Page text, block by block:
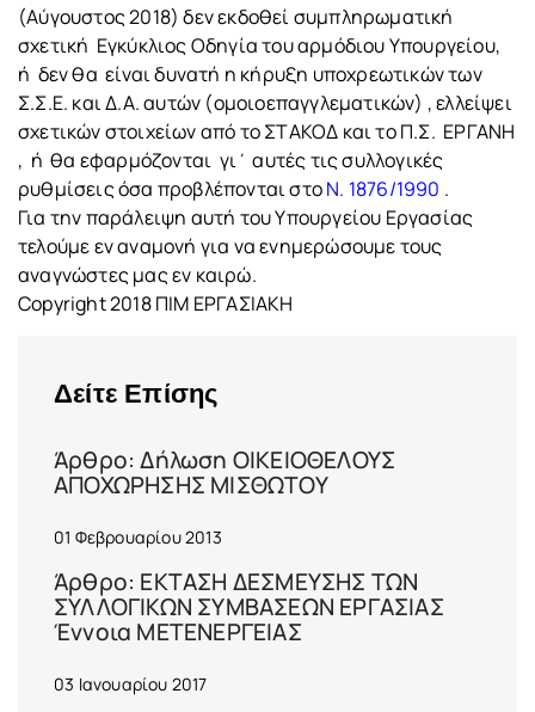
(Αύγουστος 2018) δεν εκδοθεί συμπληρωματική
σχετική Εγκύκλιος Οδηγία του αρμόδιου Υπουργείου,
ή δεν θα είναι δυνατή η κήρυξη υποχρεωτικών των
Σ.Σ.Ε. και Δ.Α. αυτών (ομοιοεπαγγλεματικών) , ελλείψει
σχετικών στοιχείων από το ΣΤΑΚΟΔ και το Π.Σ. ΕΡΓΑΝΗ
, ή θα εφαρμόζονται γι΄ αυτές τις συλλογικές
ρυθμίσεις όσα προβλέπονται στοΝ. 1876/1990 .
Για την παράλειψη αυτή του Υπουργείου Εργασίας
τελούμε εν αναμονή για να ενημερώσουμε τους
αναγνώστες μας εν καιρώ.
Copyright 2018 ΠΙΜ ΕΡΓΑΣΙΑΚΗ
Δείτε Επίσης
Άρθρο: Δήλωση ΟΙΚΕΙΟΘΕΛΟΥΣ
ΑΠΟΧΩΡΗΣΗΣ ΜΙΣΘΩΤΟΥ
01 Φεβρουαρίου 2013
Άρθρο: ΕΚΤΑΣΗ ΔΕΣΜΕΥΣΗΣ ΤΩΝ
ΣΥΛΛΟΓΙΚΩΝ ΣΥΜΒΑΣΕΩΝ ΕΡΓΑΣΙΑΣ
Έννοια ΜΕΤΕΝΕΡΓΕΙΑΣ
03 Ιανουαρίου 2017